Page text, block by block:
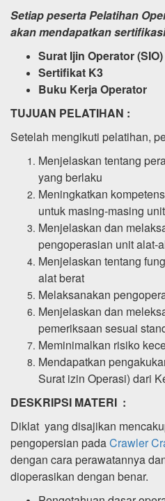
Setiap peserta Pelatihan
akan mendapatkan
Surat Ijin Operator (SIO)
Sertifikat K3
Buku Kerja Operator
TUJUAN PELATIHAN :
Setelah mengikuti pelatihan,
Menjelaskan tentang
yang berlaku
Meningkatkan
untuk masing-masing unit
Menjelaskan dan
pengoperasian unit alat-
Menjelaskan tentang
alat berat
Melaksanakan
Menjelaskan dan
pemeriksaan sesuai
Meminimalkan risiko
Mendapatkan
Surat izin Operasi) dari
DESKRIPSI MATERI :
Diklat yang disajikan
pengopersian padaCrawler
dengan cara perawatannya
dioperasikan dengan benar.